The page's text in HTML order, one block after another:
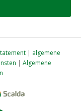
| algemene
| Algemene